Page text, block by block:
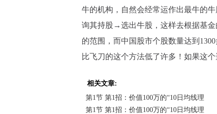
牛的机构，自然会经常运作出最牛的
询其持股→选出牛股，这样去根据基
的范围，而中国股市个股数量达到
比飞刀的这个方法低了许多！如果这
相关文章:
第1节 第1招：价值100万的“10日均线理
第1节 第1招：价值100万的“10日均线理